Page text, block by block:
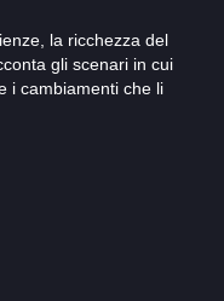
la ricchezza del
gli scenari in cui
i cambiamenti che li